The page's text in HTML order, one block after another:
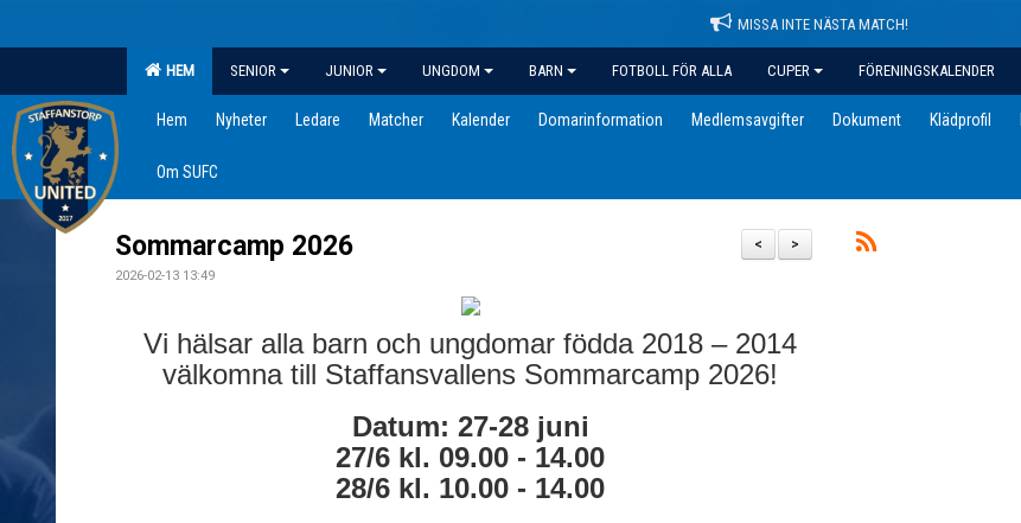
MISSA INTE NÄSTA MATCH!
HEM SENIOR JUNIOR UNGDOM BARN FOTBOLL FÖR ALLA CUPER FÖRENINGSKALENDER
Hem Nyheter Ledare Matcher Kalender Domarinformation Medlemsavgifter Dokument Klädprofil
Om SUFC
>
<
Sommarcamp 2026
2026-02-13 13:49
Vi hälsar alla barn och ungdomar födda 2018 – 2014
välkomna till Staffansvallens Sommarcamp 2026!
Datum: 27-28 juni
27/6 kl. 09.00 - 14.00
28/6 kl. 10.00 - 14.00